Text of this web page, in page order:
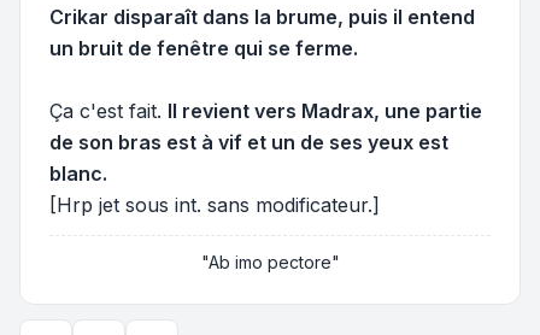
Crikar disparaît dans la brume, puis il entend
un bruit de fenêtre qui se ferme.
Ça c'est fait. Il revient vers Madrax, une partie
de son bras est à vif et un de ses yeux est
blanc.
[Hrp jet sous int. sans modificateur.]
"Ab imo pectore"